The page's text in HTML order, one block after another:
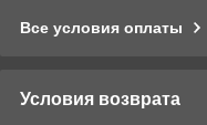
Все условия оплаты
Условия возврата